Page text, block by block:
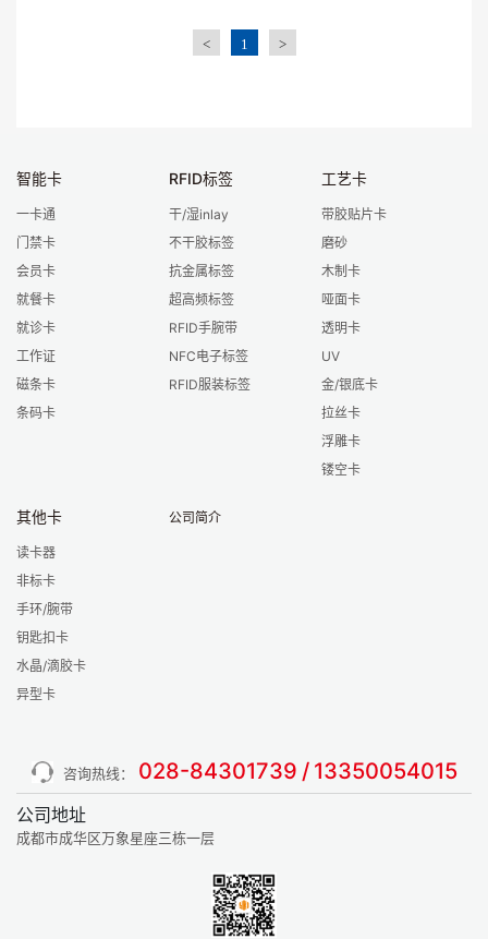
< 1 >
智能卡
一卡通
门禁卡
会员卡
就餐卡
就诊卡
工作证
磁条卡
条码卡
RFID标签
干/湿inlay
不干胶标签
抗金属标签
超高频标签
RFID手腕带
NFC电子标签
RFID服装标签
工艺卡
带胶贴片卡
磨砂
木制卡
哑面卡
透明卡
UV
金/银底卡
拉丝卡
浮雕卡
镂空卡
其他卡
读卡器
非标卡
手环/腕带
钥匙扣卡
水晶/滴胶卡
异型卡
公司简介
咨询热线： 028-84301739 / 13350054015
公司地址
成都市成华区万象星座三栋一层